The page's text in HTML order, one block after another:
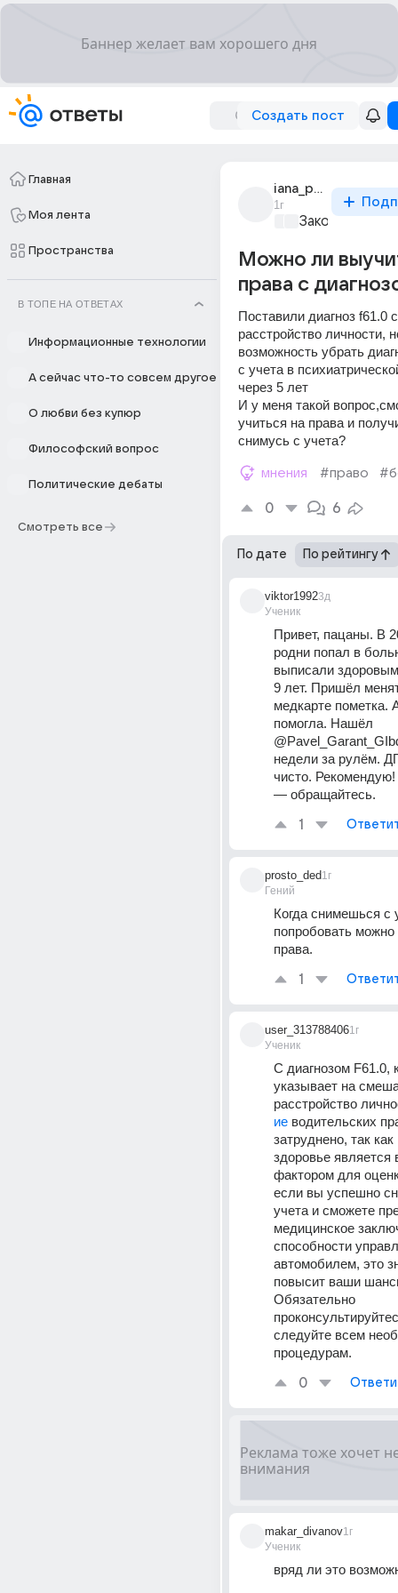
Создать пост
Главная
Моя лента
Пространства
В ТОПЕ НА ОТВЕТАХ
Информационные технологии
А сейчас что-то совсем другое
О любви без купюр
Философский вопрос
Политические дебаты
Смотреть все
iana_panova_299
1г
Закон и
Можно ли
права с
Поставили диагноз f61.0
расстройство личности,
возможность убрать
с учета в
через 5 лет
И у меня такой
учиться на права и
снимусь с учета?
мнения #право
0 6
По дате По рейтингу
viktor1992
Ученик
3д
Привет, пацаны. В
родни попал в
выписали
9 лет. Пришёл
медкарте пометка.
помогла. Нашёл
недели за рулём.
чисто.
— обращайтесь.
1
prosto_ded
Гений
1г
Когда снимешься с
попробовать можно
права.
1
user_313788406
Ученик
1г
С диагнозом F61.0,
указывает на
расстройство
ие водительских
затруднено, так
здоровье
фактором для
если вы успешно
учета и сможете
медицинское
способности
автомобилем, это
повысит ваши
Обязательно
следуйте всем
процедурам.
0
makar_divanov
Ученик
1г
вряд ли это